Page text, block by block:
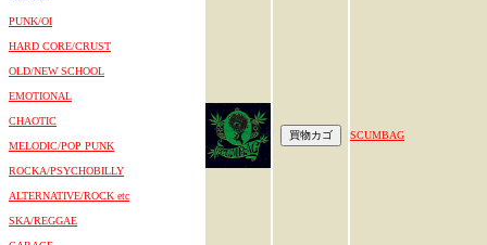
PUNK/OI
HARD CORE/CRUST
OLD/NEW SCHOOL
EMOTIONAL
CHAOTIC
MELODIC/POP PUNK
ROCKA/PSYCHOBILLY
ALTERNATIVE/ROCK etc
SKA/REGGAE
SCUMBAG